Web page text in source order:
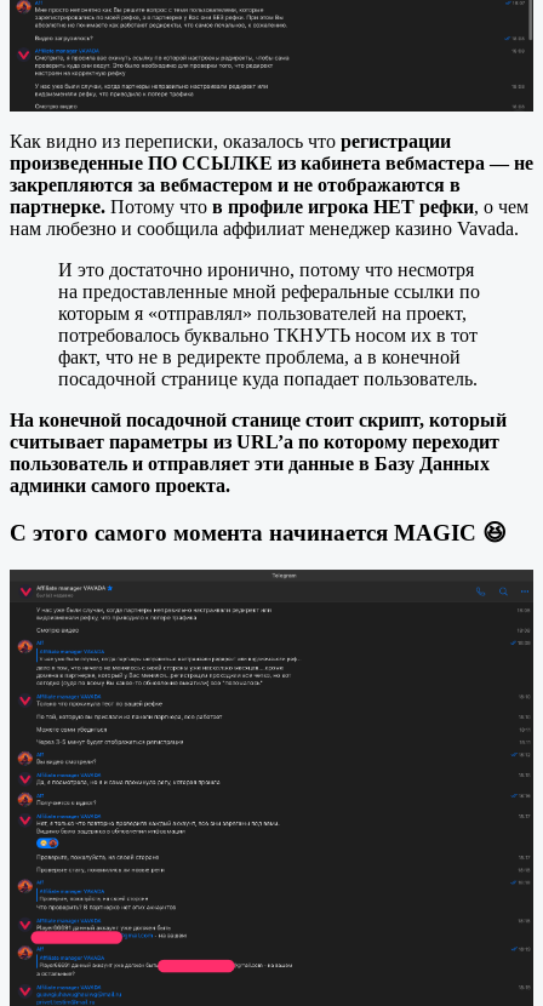
Как видно из переписки, оказалось что регистрации
произведенные ПО ССЫЛКЕ из кабинета вебмастера — не
закрепляются за вебмастером и не отображаются в
партнерке. Потому что в профиле игрока НЕТ рефки, о чем
нам любезно и сообщила аффилиат менеджер казино Vavada.
И это достаточно иронично, потому что несмотря
на предоставленные мной реферальные ссылки по
которым я «отправлял» пользователей на проект,
потребовалось буквально ТКНУТЬ носом их в тот
факт, что не в редиректе проблема, а в конечной
посадочной странице куда попадает пользователь.
На конечной посадочной станице стоит скрипт, который
считывает параметры из URL’a по которому переходит
пользователь и отправляет эти данные в Базу Данных
админки самого проекта.
С этого самого момента начинается MAGIC 😆